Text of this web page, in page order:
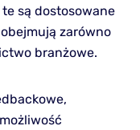
są dostosowane
zarówno
branżowe.